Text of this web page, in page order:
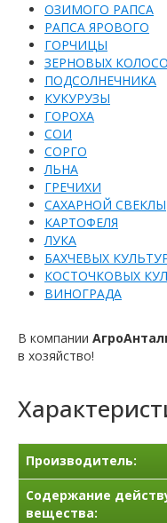
ОЗИМОГО РАПСА
РАПСА ЯРОВОГО
ГОРЧИЦЫ
ЗЕРНОВЫХ
ПОДСОЛНЕЧНИКА
КУКУРУЗЫ
ГОРОХА
СОИ
СОРГО
ЛЬНА
ГРЕЧИХИ
САХАРНОЙ СВЕКЛЫ
КАРТОФЕЛЯ
ЛУКА
БАХЧЕВЫХ
КОСТОЧКОВЫХ
ВИНОГРАДА
В компании
в ​​хозяйство!
Производитель:
Содержание
вещества: